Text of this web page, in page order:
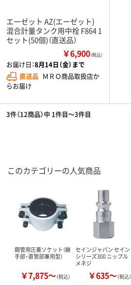
エーゼット AZ(エーゼット)
混合計量タンク用中栓 F864 1
セット(50個)（直送品）
￥6,900（税込）
お届け日：8月14日（金）まで
直送品 ＭＲＯ商品取扱店か
らお届け
3件（12商品）中 1件目～3件目
このカテゴリーの人気商品
鋼管用圧着ソケット（継
手部・直管部兼用型）
￥7,875～（税込）
セインジャパン セイン
シリーズ300 ニップル
メネジ
￥635～（税込）